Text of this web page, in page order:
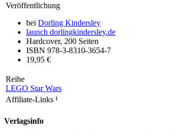
Veröffentlichung
bei Dorling Kindersley
launch dorlingkindersley.de
Hardcover, 200 Seiten
ISBN 978-3-8310-3654-7
19,95 €
Reihe
LEGO Star Wars
Affiliate-Links ¹
Verlagsinfo